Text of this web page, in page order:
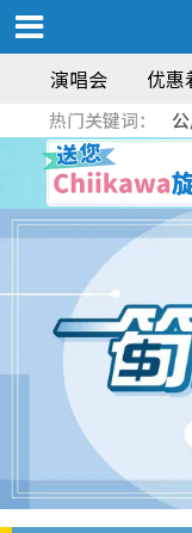
演唱会 优惠
热门关键词：